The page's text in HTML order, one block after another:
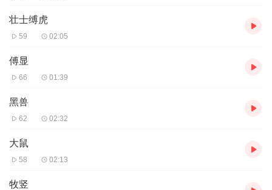
壮士缚虎
59 02:05
傅显
66 01:39
黑兽
62 02:32
大鼠
58 02:13
牧竖